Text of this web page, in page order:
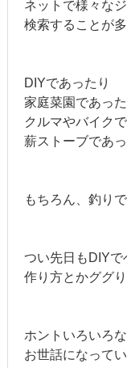
ネットで様々な
検索することが多
DIYであったり
家庭菜園であった
クルマやバイク
薪ストーブであっ
もちろん、釣り
つい先日もDIYで
作り方とかググ
ホントいろいろ
お世話になってい